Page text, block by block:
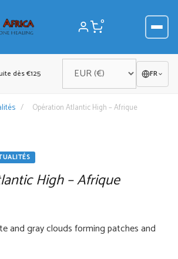
0
dès €125 FR
/
Opération Atlantic High – Afrique
High – Afrique